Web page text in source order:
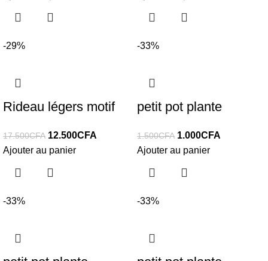
-29%
Rideau légers motif
17.500CFA 12.500CFA
Ajouter au panier
-33%
petit pot plante
1.500CFA 1.000CFA
Ajouter au panier
-33% -33%